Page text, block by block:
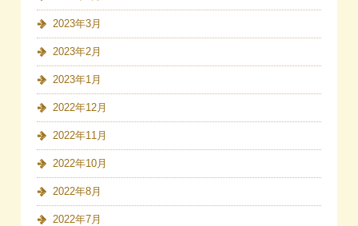
2023年3月
2023年2月
2023年1月
2022年12月
2022年11月
2022年10月
2022年8月
2022年7月